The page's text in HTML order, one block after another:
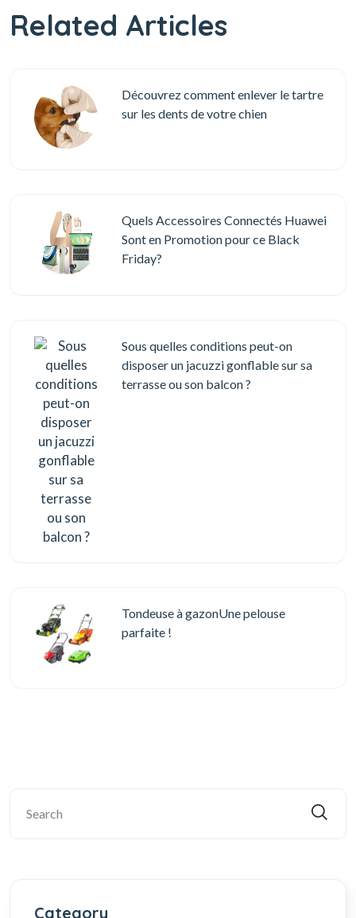
Related Articles
Découvrez comment enlever le tartre
sur les dents de votre chien
Quels Accessoires Connectés Huawei
Sont en Promotion pour ce Black
Friday?
Sous quelles conditions peut-on
disposer un jacuzzi gonflable sur sa
terrasse ou son balcon ?
Tondeuse à gazonUne pelouse
parfaite !
Category